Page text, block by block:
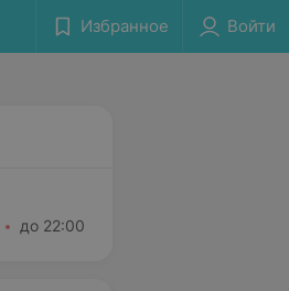
Избранное Войти
до 22:00